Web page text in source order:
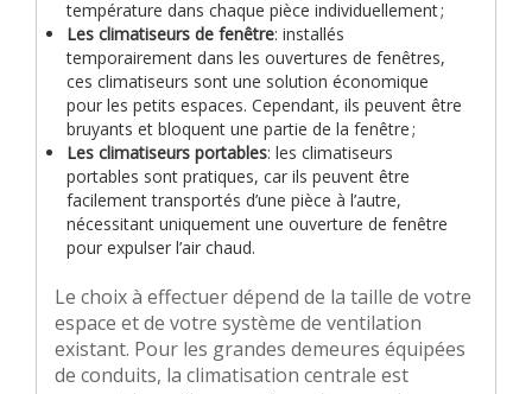
température dans chaque pièce individuellement ;
Les climatiseurs de fenêtre: installés
temporairement dans les ouvertures de fenêtres,
ces climatiseurs sont une solution économique
pour les petits espaces. Cependant, ils peuvent être
bruyants et bloquent une partie de la fenêtre ;
Les climatiseurs portables: les climatiseurs
portables sont pratiques, car ils peuvent être
facilement transportés d’une pièce à l’autre,
nécessitant uniquement une ouverture de fenêtre
pour expulser l’air chaud.
Le choix à effectuer dépend de la taille de votre
espace et de votre système de ventilation
existant. Pour les grandes demeures équipées
de conduits, la climatisation centrale est